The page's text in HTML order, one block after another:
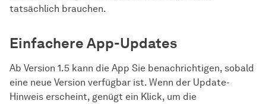
tatsächlich brauchen.
Einfachere App-Updates
Ab Version 1.5 kann die App Sie benachrichtigen, sobald
eine neue Version verfügbar ist. Wenn der Update-
Hinweis erscheint, genügt ein Klick, um die